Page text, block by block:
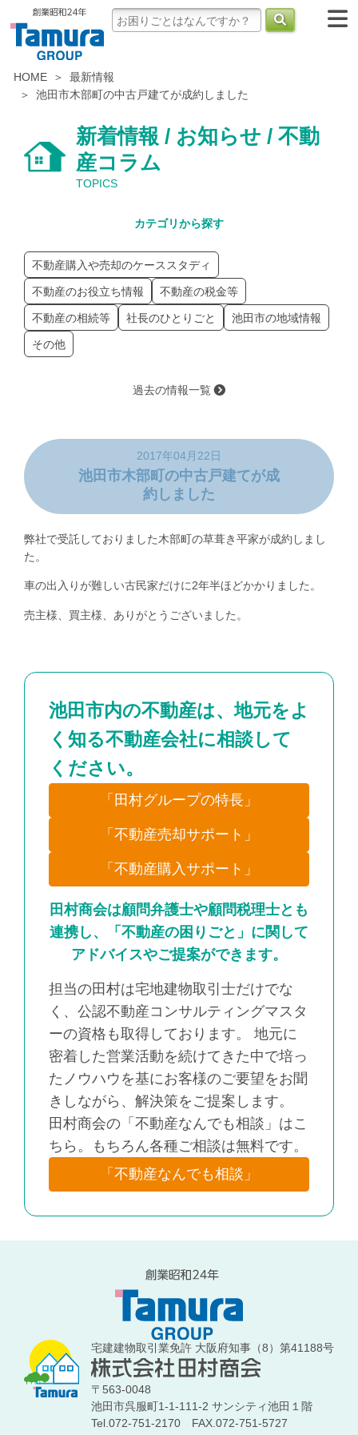
HOME
最新情報
池田市木部町の中古戸建てが成約しました
新着情報 / お知らせ / 不動
産コラム
TOPICS
カテゴリから探す
不動産購入や売却のケーススタディ
不動産のお役立ち情報 不動産の税金等
不動産の相続等 社長のひとりごと 池田市の地域情報
その他
過去の情報一覧
2017年04月22日
池田市木部町の中古戸建てが成
約しました
弊社で受託しておりました木部町の草葺き平家が成約しまし
た。
車の出入りが難しい古民家だけに2年半ほどかかりました。
売主様、買主様、ありがとうございました。
池田市内の不動産は、地元をよ
く知る不動産会社に相談して
ください。
「田村グループの特長」
「不動産売却サポート」
「不動産購入サポート」
田村商会は顧問弁護士や顧問税理士とも
連携し、「不動産の困りごと」に関して
アドバイスやご提案ができます。
担当の田村は宅地建物取引士だけでな
く、公認不動産コンサルティングマスタ
ーの資格も取得しております。 地元に
密着した営業活動を続けてきた中で培っ
たノウハウを基にお客様のご要望をお聞
きしながら、解決策をご提案します。
田村商会の「不動産なんでも相談」はこ
ちら。もちろん各種ご相談は無料です。
「不動産なんでも相談」
宅建建物取引業免許 大阪府知事（8）第41188号
〒563-0048
池田市呉服町1-1-111-2 サンシティ池田１階
Tel.072-751-2170FAX.072-751-5727